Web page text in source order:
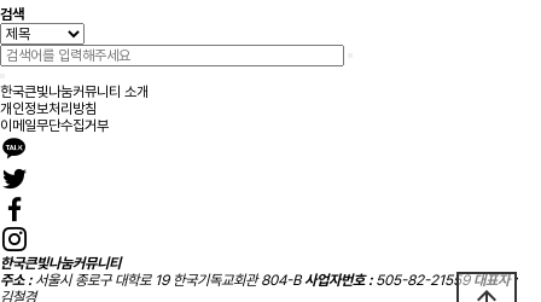
검색
한국큰빛나눔커뮤니티 소개
개인정보처리방침
이메일무단수집거부
한국큰빛나눔커뮤니티
주소 : 서울시 종로구 대학로 19 한국기독교회관 804-B 사업자번호 : 505-82-21559 대표자 :
김철경